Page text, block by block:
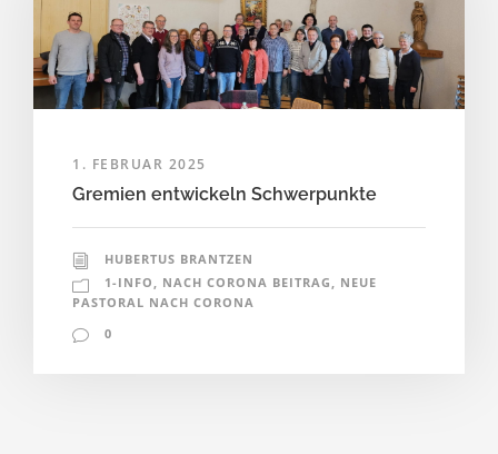
1. FEBRUAR 2025
Gremien entwickeln Schwerpunkte
HUBERTUS BRANTZEN
1-INFO
NACH CORONA BEITRAG
NEUE
PASTORAL NACH CORONA
0